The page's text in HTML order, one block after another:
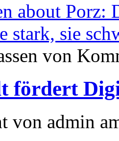
about Porz:
stark, sie
von
fördert
von admin